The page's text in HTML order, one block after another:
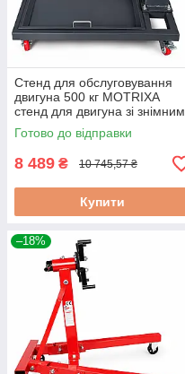
Стенд для обслуговування
двигуна 500 кг MOTRIXA
стенд для двигуна зі знімним
піддоном
Готово до відправки
8 489 ₴ 10 745,57 ₴
Купити
–18%